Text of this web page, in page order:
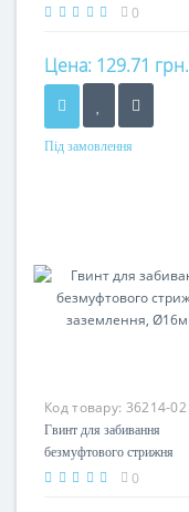
заземлювача, Ø16мм
0
Цена: 129.71 грн.
Під замовлення
Код товару: 36214-02
Гвинт для забивання
безмуфтового стрижня
заземлення, Ø16мм
0